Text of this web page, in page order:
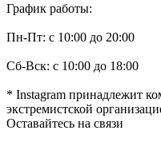
График работы:
Пн-Пт: с 10:00 до 20:00
Сб-Вск: с 10:00 до 18:00
* Instagram принадлежит
экстремистской
Оставайтесь на связи